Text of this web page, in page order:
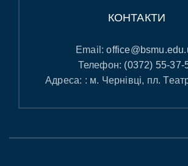
КОНТАКТИ
Email:
Телефон: (0372) 55-37-
Адреса: : м. Чернівці, пл.